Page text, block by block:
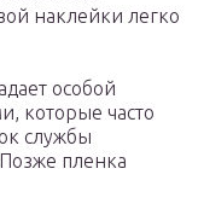
наклейки легко
особой
которые часто
службы
пленка